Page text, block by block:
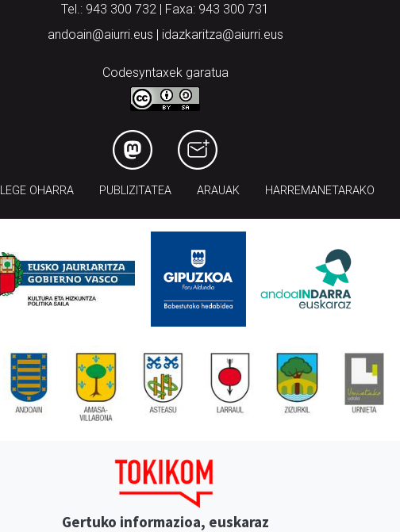
Tel.: 943 300 732 | Faxa: 943 300 731
andoain@aiurri.eus | idazkaritza@aiurri.eus
Codesyntaxek garatua
LEGE OHARRA PUBLIZITATEA ARAUAK HARREMANETARAKO
Gertuko informazioa, euskaraz